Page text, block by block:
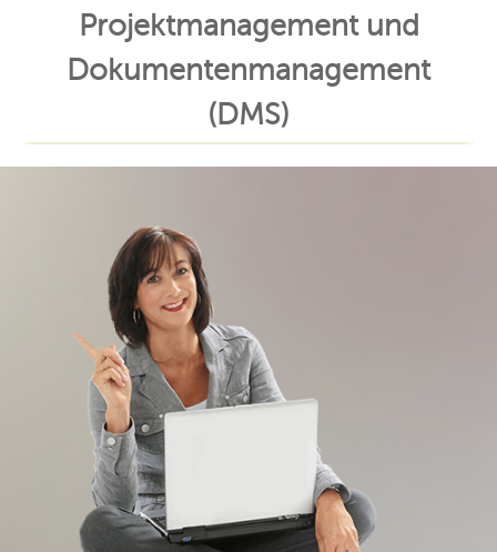
Projektmanagement und
Dokumentenmanagement
(DMS)